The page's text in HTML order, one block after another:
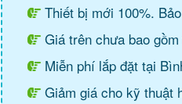
Thiết bị mới 100%.
Giá trên chưa bao
Miễn phí lắp đặt tại
Giảm giá cho kỹ thuật